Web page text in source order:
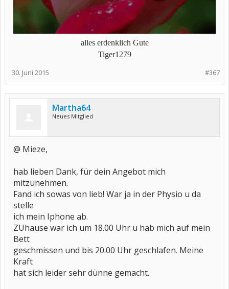
alles erdenklich Gute
Tiger1279
#367
30. Juni 2015
Martha64
Neues Mitglied
@ Mieze,
hab lieben Dank, für dein Angebot mich
mitzunehmen.
Fand ich sowas von lieb! War ja in der Physio u da
stelle
ich mein Iphone ab.
ZUhause war ich um 18.00 Uhr u hab mich auf mein
Bett
geschmissen und bis 20.00 Uhr geschlafen. Meine
Kraft
hat sich leider sehr dünne gemacht.